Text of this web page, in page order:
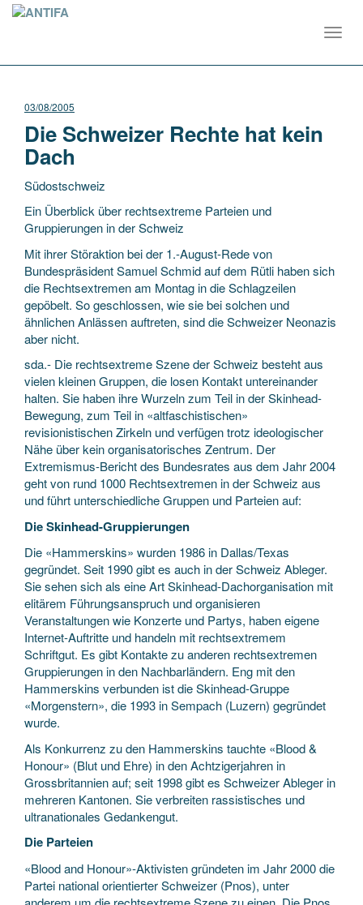
03/08/2005
Die Schweizer Rechte hat kein
Dach
Südostschweiz
Ein Überblick über rechtsextreme Parteien und
Gruppierungen in der Schweiz
Mit ihrer Störaktion bei der 1.-August-Rede von
Bundespräsident Samuel Schmid auf dem Rütli haben sich
die Rechtsextremen am Montag in die Schlagzeilen
gepöbelt. So geschlossen, wiesie bei solchen und
ähnlichen Anlässen auftreten, sind die Schweizer Neonazis
aber nicht.
sda.- Die rechtsextreme Szene der Schweiz besteht aus
vielen kleinen Gruppen, die losen Kontakt untereinander
halten. Sie haben ihre Wurzeln zum Teil in der Skinhead-
Bewegung, zum Teil in «altfaschistischen»
revisionistischen Zirkeln und verfügen trotz ideologischer
Nähe über kein organisatorisches Zentrum. Der
Extremismus-Bericht des Bundesrates aus dem Jahr 2004
geht von rund 1000 Rechtsextremen in der Schweiz aus
und führt unterschiedliche Gruppen und Parteien auf:
Die Skinhead-Gruppierungen
Die «Hammerskins» wurden 1986 in Dallas/Texas
gegründet. Seit 1990 gibt es auch in der Schweiz Ableger.
Sie sehen sich als eine Art Skinhead-Dachorganisation mit
elitärem Führungsanspruch und organisieren
Veranstaltungen wie Konzerte und Partys, haben eigene
Internet-Auftritte und handeln mit rechtsextremem
Schriftgut. Es gibt Kontakte zu anderen rechtsextremen
Gruppierungen in den Nachbarländern. Eng mit den
Hammerskins verbunden ist die Skinhead-Gruppe
«Morgenstern», die 1993 in Sempach (Luzern) gegründet
wurde.
Als Konkurrenz zu den Hammerskins tauchte «Blood &
Honour» (Blut und Ehre) in den Achtzigerjahren in
Grossbritannien auf; seit 1998 gibt es Schweizer Ableger in
mehreren Kantonen. Sie verbreiten rassistisches und
ultranationales Gedankengut.
Die Parteien
«Blood and Honour»-Aktivisten gründeten im Jahr 2000 die
Partei national orientierter Schweizer (Pnos), unter